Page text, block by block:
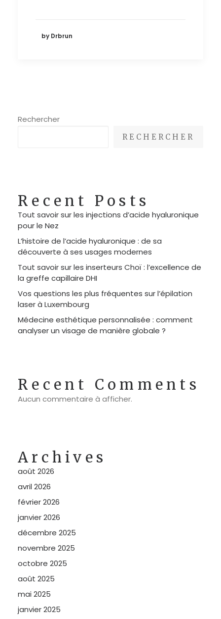
by Drbrun
Rechercher
RECHERCHER
Recent Posts
Tout savoir sur les injections d’acide hyaluronique
pour le Nez
L’histoire de l’acide hyaluronique : de sa
découverte à ses usages modernes
Tout savoir sur les inserteurs Choï : l’excellence de
la greffe capillaire DHI
Vos questions les plus fréquentes sur l’épilation
laser à Luxembourg
Médecine esthétique personnalisée : comment
analyser un visage de manière globale ?
Recent Comments
Aucun commentaire à afficher.
Archives
août 2026
avril 2026
février 2026
janvier 2026
décembre 2025
novembre 2025
octobre 2025
août 2025
mai 2025
janvier 2025